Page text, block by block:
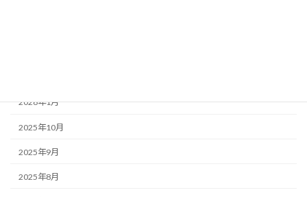
2026年1月
2025年10月
2025年9月
2025年8月